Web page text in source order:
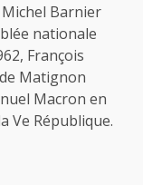
Barnier
nationale
François
Matignon
Macron en
Ve République.